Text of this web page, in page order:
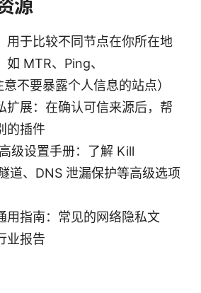
源
用于比较不同节点在你所在地
如 MTR、Ping、
不要暴露个人信息的站点）
扩展：在确认可信来源后，帮
的插件
级设置手册：了解 Kill
道、DNS 泄漏保护等高级选项
用指南：常见的网络隐私文
业报告